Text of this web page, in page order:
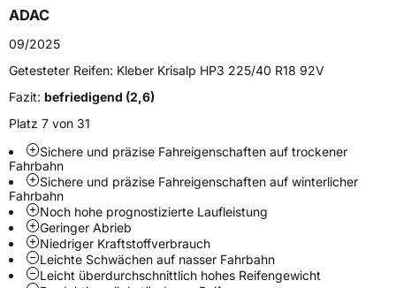
Schlauchtyp
Zustand
M+SJa
VerstärktXL
EU Label
EffizienzC
Nasshaftung B
ADAC
09/2025
Getesteter Reifen: Kleber Krisalp HP3 225/40 R18 92V
Fazit: befriedigend (2,6)
Platz 7 von 31
Sichere und präzise Fahreigenschaften auf trockener
Fahrbahn
Sichere und präzise Fahreigenschaften auf winterlicher
Fahrbahn
Noch hohe prognostizierte Laufleistung
Geringer Abrieb
Niedriger Kraftstoffverbrauch
Leichte Schwächen auf nasser Fahrbahn
Leicht überdurchschnittlich hohes Reifengewicht